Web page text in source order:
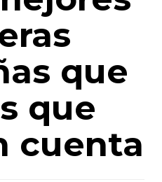
que
que
cuenta